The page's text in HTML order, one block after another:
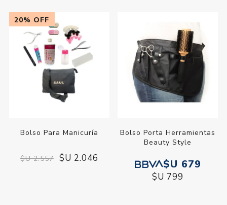
20% OFF
Bolso Para Manicuría
$U 2.557 $U 2.046
Bolso Porta Herramientas
Beauty Style
$U 679
$U 799